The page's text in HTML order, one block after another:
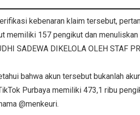
kebenaran klaim tersebut,
memiliki 157 pengikut dan menuliskan
SADEWA DIKELOLA OLEH STAF
bahwa akun tersebut bukanlah
Purbaya memiliki 473,1 ribu
@menkeuri.